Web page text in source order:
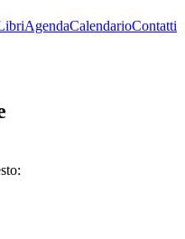
AgendaCalendarioContatti